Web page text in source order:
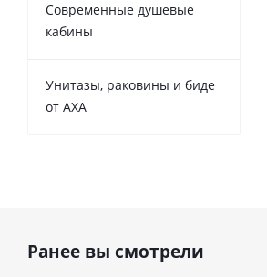
Современные душевые
кабины
Унитазы, раковины и биде
от AXA
Ранее вы смотрели